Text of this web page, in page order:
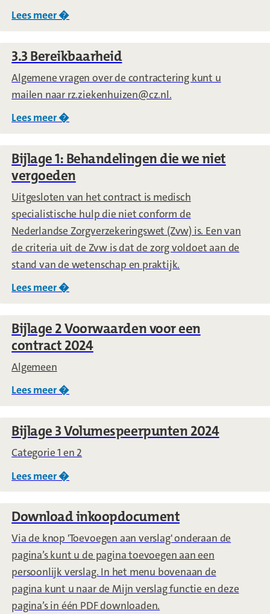
Lees meer �
3.3 Bereikbaarheid
Algemene vragen over de contractering kunt u
mailen naar rz.ziekenhuizen@cz.nl.
Lees meer �
Bijlage 1: Behandelingen die we niet
vergoeden
Uitgesloten van het contract is medisch
specialistische hulp die niet conform de
Nederlandse Zorgverzekeringswet (Zvw) is. Een van
de criteria uit de Zvw is dat de zorg voldoet aan de
stand van de wetenschap en praktijk.
Lees meer �
Bijlage 2 Voorwaarden voor een
contract 2024
Algemeen
Lees meer �
Bijlage 3 Volumespeerpunten 2024
Categorie 1 en 2
Lees meer �
Download inkoopdocument
Via de knop 'Toevoegen aan verslag' onderaan de
pagina’s kunt u de pagina toevoegen aan een
persoonlijk verslag. In het menu bovenaan de
pagina kunt u naar de Mijn verslag functie en deze
pagina’s in één PDF downloaden.